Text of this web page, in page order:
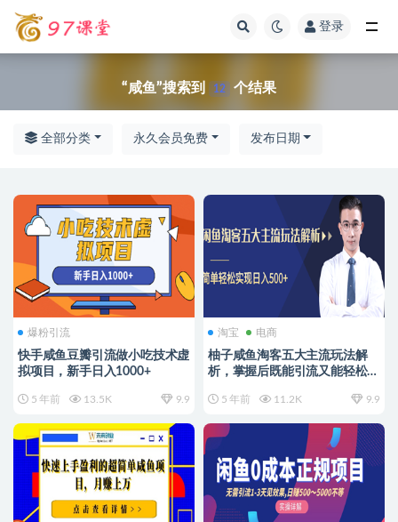
登录
“咸鱼”搜索到 12 个结果
全部分类 永久会员免费 发布日期
爆粉引流
快手咸鱼豆瓣引流做小吃技术虚
拟项目，新手日入1000+
5 年前 13.5K 9.9
淘宝 电商
柚子咸鱼淘客五大主流玩法解
析，掌握后既能引流又能轻松实
5 年前 11.2K 9.9